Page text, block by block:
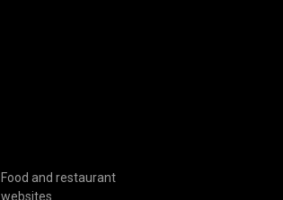
Food and restaurant
websites